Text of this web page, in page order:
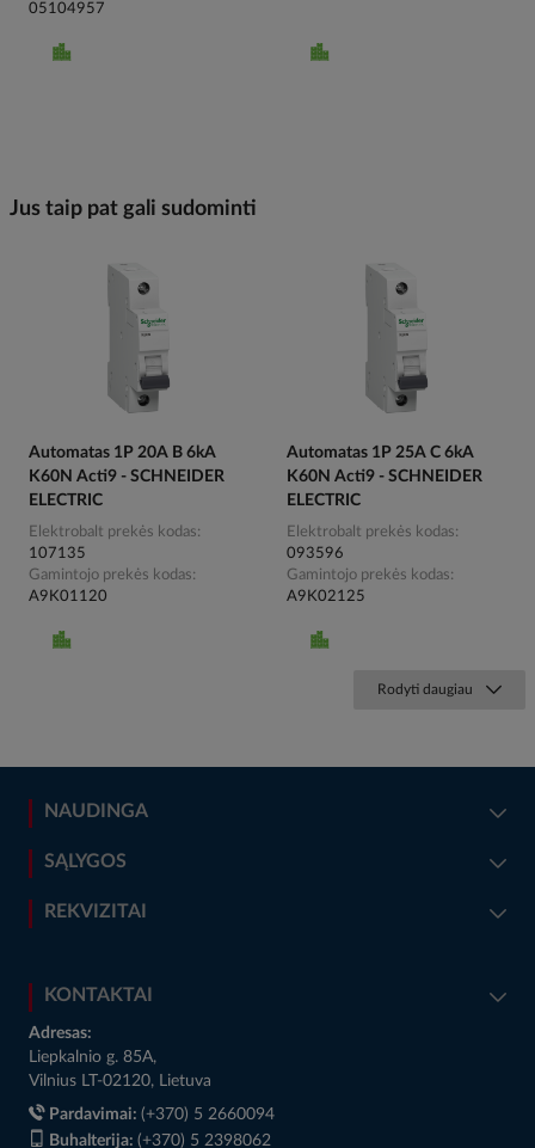
05104957
Jus taip pat gali sudominti
Automatas 1P 20A B 6kA
K60N Acti9 - SCHNEIDER
ELECTRIC
Elektrobalt prekės kodas
107135
Gamintojo prekės kodas
A9K01120
Automatas 1P 25A C 6kA
K60N Acti9 - SCHNEIDER
ELECTRIC
Elektrobalt prekės kodas
093596
Gamintojo prekės kodas
A9K02125
Rodyti daugiau
NAUDINGA
SĄLYGOS
REKVIZITAI
KONTAKTAI
Adresas:
Liepkalnio g. 85A,
Vilnius LT-02120, Lietuva
Pardavimai: (+370) 5 2660094
Buhalterija: (+370) 5 2398062